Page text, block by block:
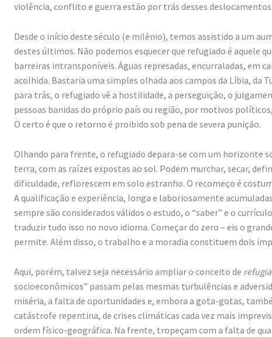
violência, conflito e guerra estão por trás desses deslocamentos
Desde o início deste século (e milênio), temos assistido a um
destes últimos. Não podemos esquecer que refugiado é aquele
barreiras intransponíveis. Águas represadas, encurraladas, em
acolhida. Bastaria uma simples olhada aos campos da Líbia, da
para trás, o refugiado vê a hostilidade, a perseguição, o
pessoas banidas do próprio país ou região, por motivos
O certo é que o retorno é proibido sob pena de severa punição.
Olhando para frente, o refugiado depara-se com um horizonte
terra, com as raízes expostas ao sol. Podem murchar, secar,
dificuldade, reflorescem em solo estranho. O recomeço é
A qualificação e experiência, longa e laboriosamente
sempre são considerados válidos o estudo, o “saber” e o
traduzir tudo isso no novo idioma. Começar do zero – eis o
permite. Além disso, o trabalho e a moradia constituem dois
Aqui, porém, talvez seja necessário ampliar o conceito de
socioeconômicos” passam pelas mesmas turbulências e
miséria, a falta de oportunidades e, embora a gota-gotas,
catástrofe repentina, de crises climáticas cada vez mais
ordem físico-geográfica. Na frente, tropeçam com a falta de